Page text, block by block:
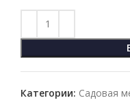
Категории: Садовая